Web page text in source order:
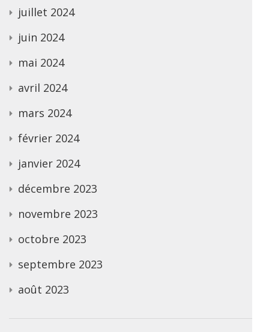
juillet 2024
juin 2024
mai 2024
avril 2024
mars 2024
février 2024
janvier 2024
décembre 2023
novembre 2023
octobre 2023
septembre 2023
août 2023